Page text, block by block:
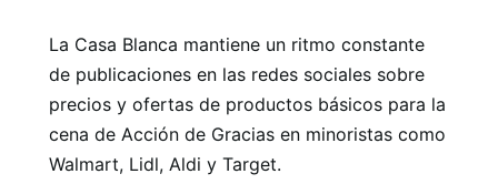
La Casa Blanca mantiene un ritmo constante
de publicaciones en las redes sociales sobre
precios y ofertas de productos básicos para la
cena de Acción de Gracias en minoristas como
Walmart, Lidl, Aldi y Target.